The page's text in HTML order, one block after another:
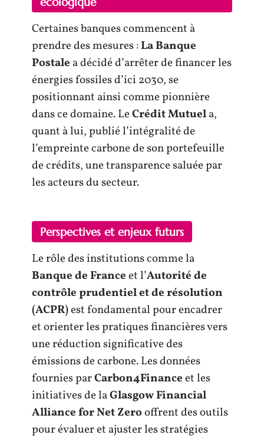
Certaines banques commencent à
prendre des mesures :La Banque
Postale a décidé d’arrêter de financer les
énergies fossiles d’ici 2030, se
positionnant ainsi comme pionnière
dans ce domaine. LeCrédit Mutuela,
quant à lui, publié l’intégralité de
l’empreinte carbone de son portefeuille
de crédits, une transparence saluée par
les acteurs du secteur.
Perspectives et enjeux futurs
Le rôle des institutions comme la
Banque de Franceet l’Autorité de
contrôle prudentiel et de résolution
(ACPR)est fondamental pour encadrer
et orienter les pratiques financières vers
une réduction significative des
émissions de carbone. Les données
fournies parCarbon4Financeet les
initiatives de laGlasgow Financial
Alliance for Net Zerooffrent des outils
pour évaluer et ajuster les stratégies